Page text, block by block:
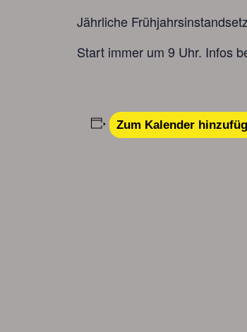
Jährliche
Start immer um 9 Uhr. Infos
Zum Kalender